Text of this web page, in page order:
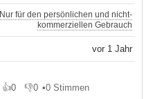
Nur für den persönlichen und nicht-
kommerziellen Gebrauch
vor 1 Jahr
👍0
Gefällt mir
👎0
Gefällt mir nicht
•0 Stimmen